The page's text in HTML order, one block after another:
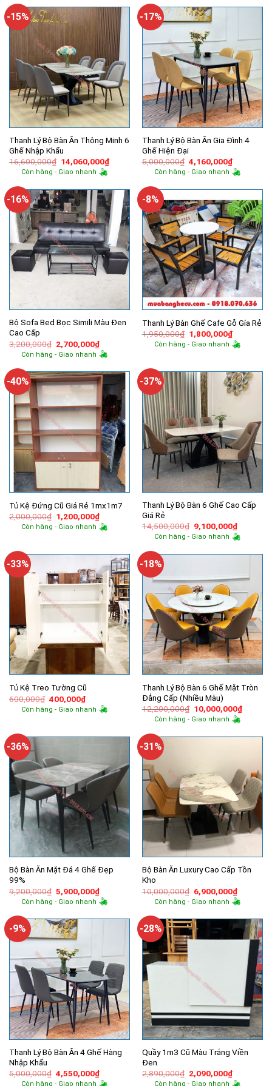
760,000₫.
850,000₫.
-15%
Thanh Lý Bộ Bàn Ăn Thông Minh 6
Ghế Nhập Khẩu
16,600,000₫ Giá
gốc
là:
14,060,000₫Giá
hiện
14,060,000₫.
Còn hàng - Giao nhanh
-17%
Thanh Lý Bộ Bàn Ăn Gia Đình 4
Ghế Hiện Đại
5,000,000₫ Giá
gốc
là:
4,160,000₫Giá
hiện
tại
Còn hàng - Giao nhanh
-16%
Bộ Sofa Bed Bọc Simili Màu Đen
Cao Cấp
3,200,000₫ Giá
gốc
là:
2,700,000₫Giá
hiện
tại
2,700,000₫.
Còn hàng - Giao nhanh
-8%
Thanh Lý Bàn Ghế Cafe Gỗ Gía Rẻ
1,950,000₫ Giá
gốc
là:
1,800,000₫Giá
hiện
tại
Còn hàng - Giao nhanh
-40%
Tủ Kệ Đứng Cũ Giá Rẻ 1mx1m7
2,000,000₫ Giá
gốc
là:
1,200,000₫Giá
hiện
tại
Còn hàng - Giao nhanh
-37%
Thanh Lý Bộ Bàn 6 Ghế Cao Cấp
Giá Rẻ
14,500,000₫ Giá
gốc
là:
9,100,000₫Giá
hiện
tại
Còn hàng - Giao nhanh
-33%
Tủ Kệ Treo Tường Cũ
600,000₫ Giá
gốc
là:
400,000₫Giá
hiện
tại
Còn hàng - Giao nhanh
-18%
Thanh Lý Bộ Bàn 6 Ghế Mặt Tròn
Đẳng Cấp (Nhiều Màu)
12,200,000₫ Giá
gốc
là:
10,000,000₫Giá
hiện
Còn hàng - Giao nhanh
-36%
Bộ Bàn Ăn Mặt Đá 4 Ghế Đẹp
99%
9,200,000₫ Giá
gốc
là:
5,900,000₫Giá
hiện
tại
5,900,000₫.
Còn hàng - Giao nhanh
-31%
Bộ Bàn Ăn Luxury Cao Cấp Tồn
Kho
10,000,000₫ Giá
gốc
là:
6,900,000₫Giá
hiện
tại
Còn hàng - Giao nhanh
-9%
Thanh Lý Bộ Bàn Ăn 4 Ghế Hàng
Nhập Khẩu
5,000,000₫ Giá
gốc
4,550,000₫Giá
hiện
Còn hàng - Giao nhanh
-28%
Quầy 1m3 Cũ Màu Trắng Viền
Đen
2,890,000₫ Giá
gốc
2,090,000₫Giá
hiện
Còn hàng - Giao nhanh